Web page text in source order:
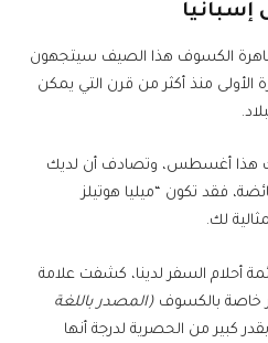
إسبانيا
الكسوف هذا الصيف سيتجهون
الأولى منذ أكثر من قرن التي يمكن
هذا أغسطس، وتصادف أن لديك
فقد تكون “ميليا هوتيلز
لك.
أحلام السفر لدينا، كشفت علامة
خاصة بالكسوف (المصدر باللغة
بقدر كبير من الحصرية لدرجة أنها